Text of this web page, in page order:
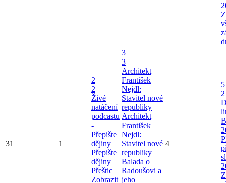
31 1
2
2
Živé
natáčení
podcastu
-
Přepište
dějiny
Přepište
dějiny
Přeštic
Zobrazit
3
3
Architekt
František
Nejdl:
Stavitel nové
republiky
Architekt
František
Nejdl:
Stavitel nové
republiky
Balada o
Radoušovi a
jeho
4
5
2